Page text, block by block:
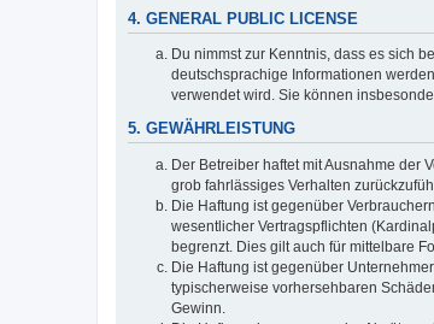
4. GENERAL PUBLIC LICENSE
Du nimmst zur Kenntnis, dass es sich
deutschsprachige Informationen
verwendet wird. Sie können
5. GEWÄHRLEISTUNG
Der Betreiber haftet mit Ausnahme der
grob fahrlässiges Verhalten
Die Haftung ist gegenüber
wesentlicher Vertragspflichten
begrenzt. Dies gilt auch für mittelbare
Die Haftung ist gegenüber
typischerweise vorhersehbaren
Gewinn.